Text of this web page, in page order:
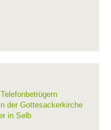
der Gottesackerkirche
in Selb